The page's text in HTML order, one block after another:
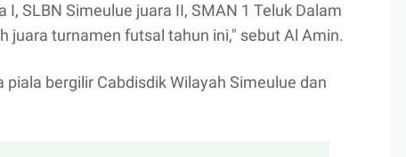
SLBN Simeulue juara II, SMAN 1 Teluk Dalam
juara turnamen futsal tahun ini," sebut Al Amin.
bergilir Cabdisdik Wilayah Simeulue dan